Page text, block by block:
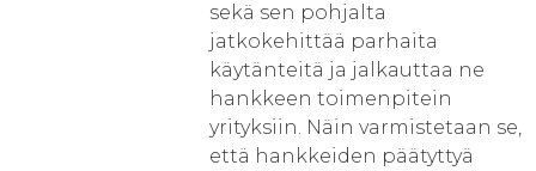
sekä sen pohjalta
jatkokehittää parhaita
käytänteitä ja jalkauttaa ne
hankkeen toimenpitein
yrityksiin. Näin varmistetaan se,
että hankkeiden päätyttyä